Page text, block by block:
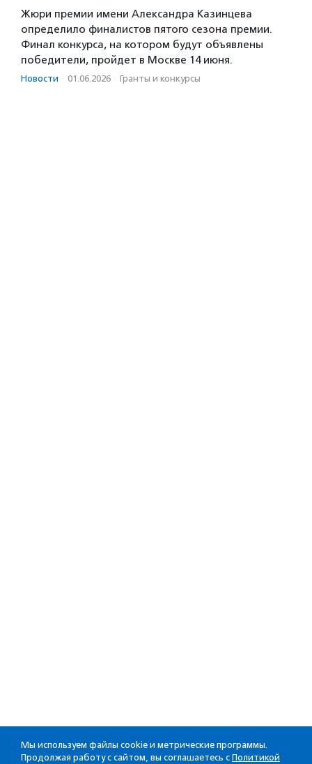
Жюри премии имени Александра Казинцева
определило финалистов пятого сезона премии.
Финал конкурса, на котором будут объявлены
победители, пройдет в Москве 14 июня.
Новости · 01.06.2026 · Гранты и конкурсы
Мы используем файлы cookie и метрические программы.
Продолжая работу с сайтом, вы соглашаетесь с Политикой